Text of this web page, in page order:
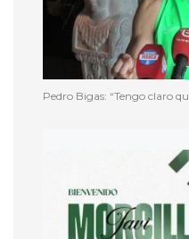
Pedro Bigas: “Tengo claro